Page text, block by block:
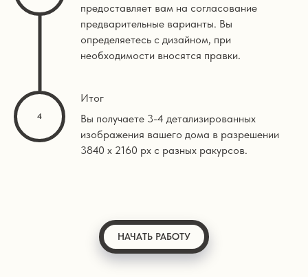
предоставляет вам на согласование
предварительные варианты. Вы
определяетесь с дизайном, при
необходимости вносятся правки.
Итог
Вы получаете 3-4 детализированных
изображения вашего дома в разрешении
3840 х 2160 px с разных ракурсов.
НАЧАТЬ РАБОТУ